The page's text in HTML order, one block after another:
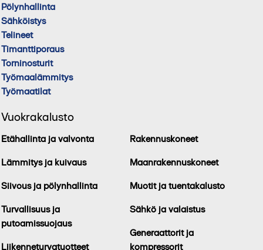
Pölynhallinta
Sähköistys
Telineet
Timanttiporaus
Torninosturit
Työmaalämmitys
Työmaatilat
Vuokrakalusto
Etähallinta ja valvonta
Lämmitys ja kuivaus
Siivous ja pölynhallinta
Turvallisuus ja
putoamissuojaus
Liikenneturvatuotteet
Rakennuskoneet
Maanrakennuskoneet
Muotit ja tuentakalusto
Sähkö ja valaistus
Generaattorit ja
kompressorit